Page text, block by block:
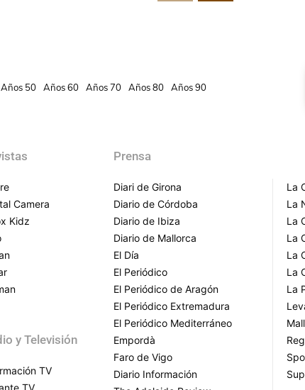
Años 50 Años 60 Años 70 Años 80 Años 90
Camera
Kidz
y Televisión
TV
Prensa
Diari de Girona
Diario de Córdoba
Diario de Ibiza
Diario de Mallorca
El Día
El Periódico
El Periódico de Aragón
El Periódico Extremadura
El Periódico Mediterráneo
Empordà
Faro de Vigo
Diario Información
La
La
La
La
La
La
La